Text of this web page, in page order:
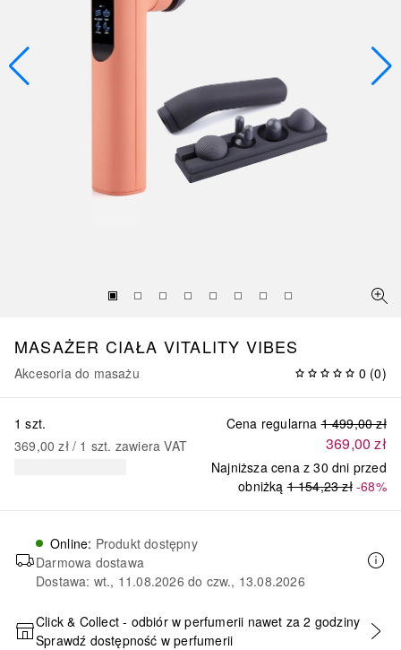
MASAŻER CIAŁA VITALITY VIBES
Akcesoria do masażu 0 (0)
Cena regularna 1 499,00 zł
369,00 zł
Najniższa cena z 30 dni przed
obniżką 1 154,23 zł-68%
1 szt.
369,00 zł / 1 szt. zawiera VAT
Online: Produkt dostępny
Darmowa dostawa
Dostawa: wt., 11.08.2026 do czw., 13.08.2026
DODAJ DO KOSZYKA
Click & Collect - odbiór w perfumerii nawet za 2 godziny
Sprawdź dostępność w perfumerii